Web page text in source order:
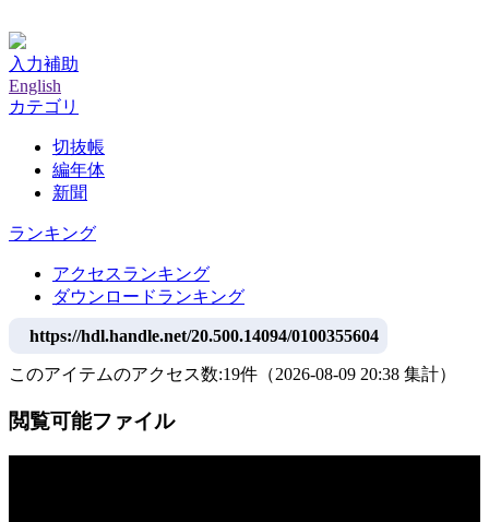
入力補助
English
カテゴリ
切抜帳
編年体
新聞
ランキング
アクセスランキング
ダウンロードランキング
https://hdl.handle.net/20.500.14094/0100355604
このアイテムのアクセス数:19件 （2026-08-09 20:38 集計）
閲覧可能ファイル